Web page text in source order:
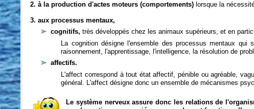
2. à la production d'actes moteurs (comportements) lorsque la
3. aux processus mentaux,
cognitifs,très développés chez les animaux supérieurs, et en
La cognition désigne l'ensemble des processus mentaux
raisonnement, l'apprentissage, l'intelligence, la résolution de
affectifs.
L'affect correspond à tout état affectif, pénible ou agréable,
général. L'affect désigne donc un ensemble de mécanismes
Le système nerveux assure donc les relations de